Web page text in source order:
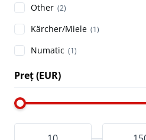
Other (2)
Kärcher/Miele (1)
Numatic (1)
Preț (EUR)